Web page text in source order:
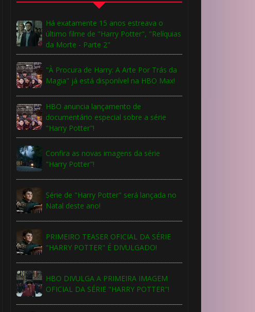
Há exatamente 15 anos estreava o
último filme de "Harry Potter", "Relíquias
da Morte - Parte 2"
"À Procura de Harry: A Arte Por Trás da
Magia" já está disponível na HBO Max!
HBO anuncia lançamento de
documentário especial sobre a série
"Harry Potter"!
Confira as novas imagens da série
"Harry Potter"!
Série de "Harry Potter" será lançada no
Natal deste ano!
PRIMEIRO TEASER OFICIAL DA SÉRIE
"HARRY POTTER" É DIVULGADO!
HBO DIVULGA A PRIMEIRA IMAGEM
OFICIAL DA SÉRIE "HARRY POTTER"!